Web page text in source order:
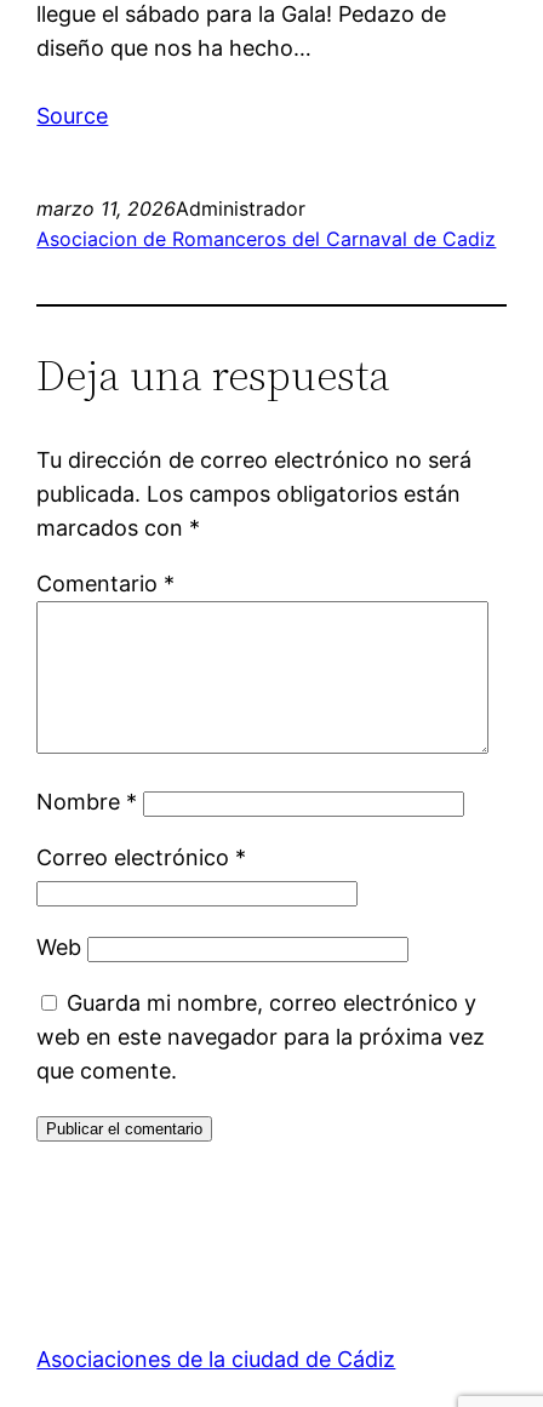
llegue el sábado para la Gala! Pedazo de
diseño que nos ha hecho…
Source
marzo 11, 2026Administrador
Asociacion de Romanceros del Carnaval de Cadiz
Deja una respuesta
Tu dirección de correo electrónico no será
publicada. Los campos obligatorios están
marcados con *
Comentario *
Nombre *
Correo electrónico *
Web
Guarda mi nombre, correo electrónico y
web en este navegador para la próxima vez
que comente.
Asociaciones de la ciudad de Cádiz